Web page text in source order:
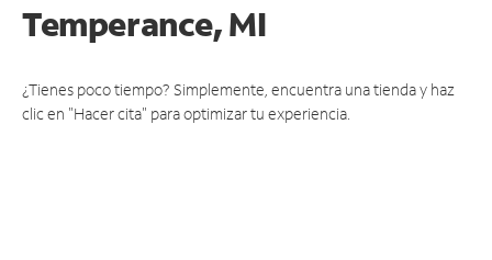
Temperance, MI
¿Tienes poco tiempo? Simplemente, encuentra una tienda y haz
clic en "Hacer cita" para optimizar tu experiencia.